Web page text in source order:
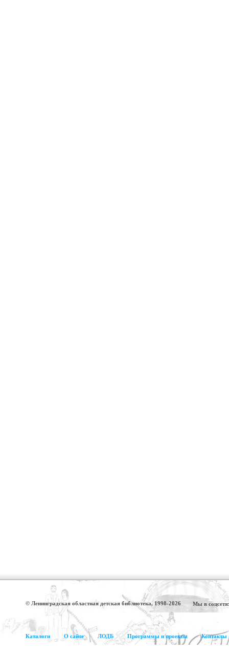
© Ленинградская областная детская библиотека, 1998-2026 Мы в
Каталоги О сайте ЛОДБ Программы и проекты Контакты